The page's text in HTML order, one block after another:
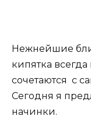
Нежнейшие
кипятка
сочетаются с
Сегодня я
начинки.